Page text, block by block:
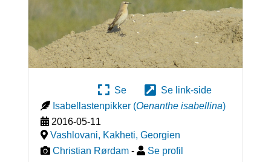
Se
Se link-side
Isabellastenpikker (Oenanthe isabellina)
2016-05-11
Vashlovani, Kakheti, Georgien
Christian Rørdam - Se profil